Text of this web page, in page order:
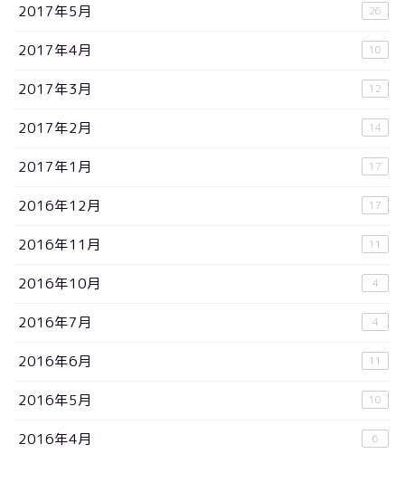
2017年5月 26
2017年4月 10
2017年3月 12
2017年2月 14
2017年1月 17
2016年12月 17
2016年11月 11
2016年10月 4
2016年7月 4
2016年6月 11
2016年5月 10
2016年4月 6